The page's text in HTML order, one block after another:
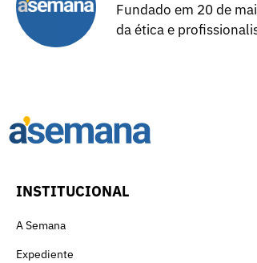
Fundado em 20 de
da ética e
INSTITUCIONAL
A Semana
Expediente